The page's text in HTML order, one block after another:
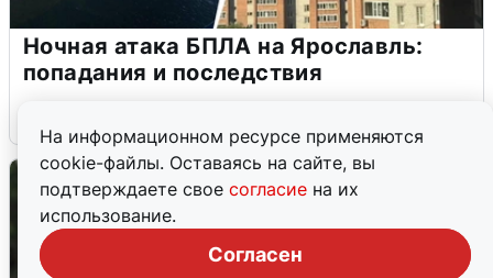
На информационном ресурсе применяются
cookie-файлы. Оставаясь на сайте, вы
подтверждаете свое согласие на их
использование.
Согласен
Ночная атака БПЛА на Ярославль:
попадания и последствия